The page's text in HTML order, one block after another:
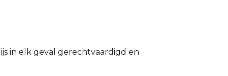
in elk geval gerechtvaardigd en